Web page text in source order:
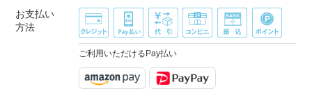
お支払い
方法
ご利用いただけるPay払い